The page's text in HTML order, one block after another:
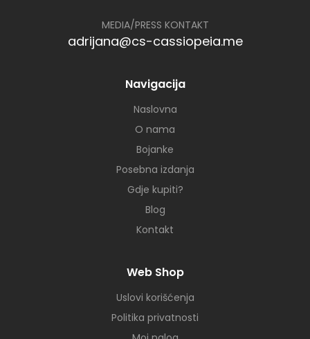
MEDIA/PRESS KONTAKT
adrijana@cs-cassiopeia.me
Navigacija
Naslovna
O nama
Bojanke
Posebna izdanja
Gdje kupiti?
Blog
Kontakt
Web Shop
Uslovi korišćenja
Politika privatnosti